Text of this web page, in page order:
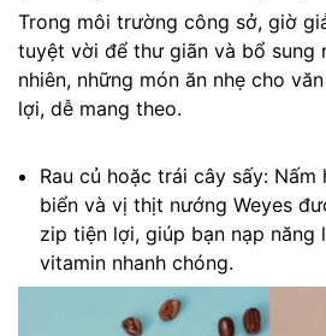
Trong môi trường công sở, giờ
tuyệt vời để thư giãn và bổ sung
nhiên, những món ăn nhẹ cho
lợi, dễ mang theo.
Rau củ hoặc trái cây sấy:
biển và vị thịt nướng Weyes
zip tiện lợi, giúp bạn nạp năng
vitamin nhanh chóng.